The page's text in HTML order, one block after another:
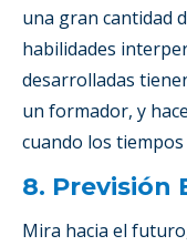
una gran cantidad
habilidades
desarrolladas
un formador, y
cuando los
8. Previsión
Mira hacia el